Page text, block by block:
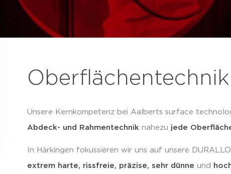
Unsere Kernkompetenz bei Aalberts surface
Abdeck- und Rahmentechnik nahezu jede
In Härkingen fokussieren wir uns auf unsere
extrem harte, rissfreie, präzise, sehr dünne und